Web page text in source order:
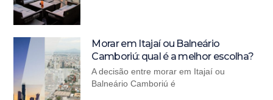
Morar em Itajaí ou Balneário
Camboriú: qual é a melhor escolha?
A decisão entre morar em Itajaí ou
Balneário Camboriú é